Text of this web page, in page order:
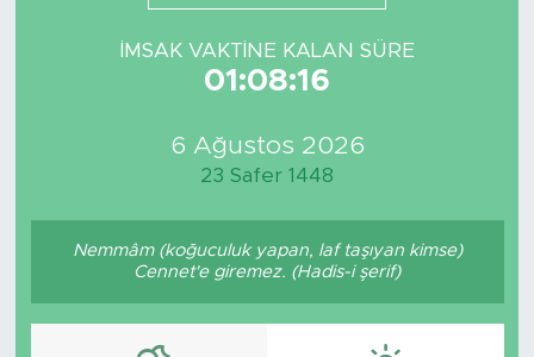
İMSAK VAKTINE KALAN SÜRE
01:08:16
6 Ağustos 2026
23 Safer 1448
Nemmâm (koğuculuk yapan, laf taşıyan kimse)
Cennet'e giremez. (Hadis-i şerif)
Magazin